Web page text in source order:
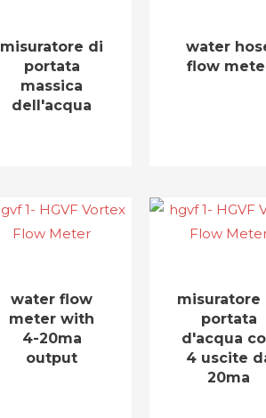
misuratore di
portata
massica
dell'acqua
water
flow
water flow
meter with
4-20ma
output
misuratore
portata
d'acqua
4 uscite
20ma